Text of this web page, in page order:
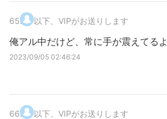
65. 以下、VIPがお送りします
俺アル中だけど、常に手が震えてるよ
2023/09/05 02:46:24
66. 以下、VIPがお送りします